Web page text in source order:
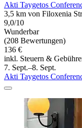
Akti Taygetos
3,5 km von Filoxenia
9,0/10
Wunderbar
(208 Bewertungen)
136 €
inkl. Steuern &
7. Sept.–8. Sept.
Akti Taygetos